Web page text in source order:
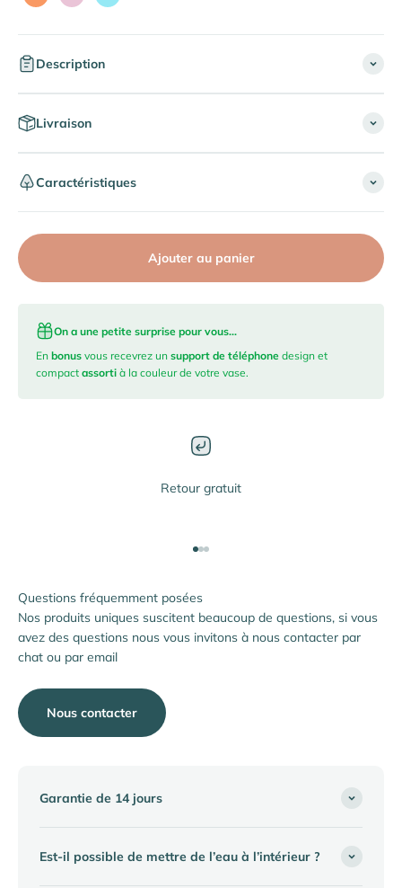
OrangeRose AntiqueBleu Iceberg
Description
Livraison
Caractéristiques
Ajouter au panier
On a une petite surprise pour vous...
En bonus vous recevrez un support de téléphone design et
compact assorti à la couleur de votre vase.
Retour gratuit
Questions fréquemment posées
Nos produits uniques suscitent beaucoup de questions, si vous
avez des questions nous vous invitons à nous contacter par
chat ou par email
Nous contacter
Garantie de 14 jours
Est-il possible de mettre de l’eau à l’intérieur ?